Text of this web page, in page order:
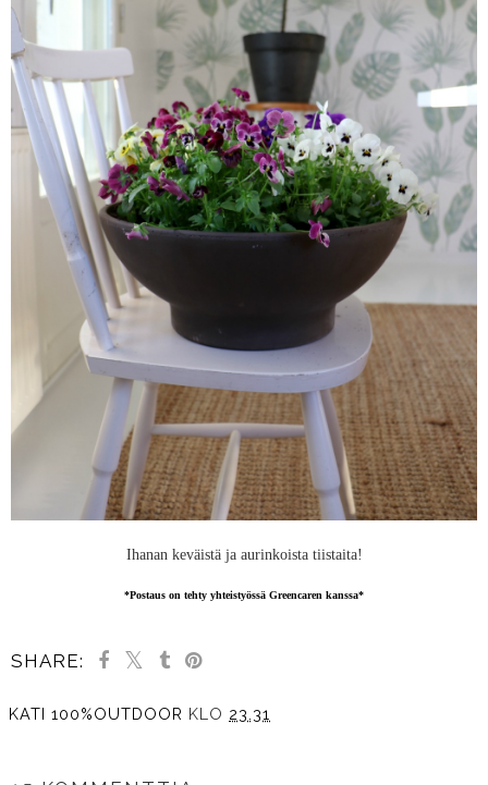
Ihanan keväistä ja aurinkoista tiistaita!
*Postaus on tehty yhteistyössä Greencaren kanssa*
SHARE:
KATI 100%OUTDOOR KLO 23.31